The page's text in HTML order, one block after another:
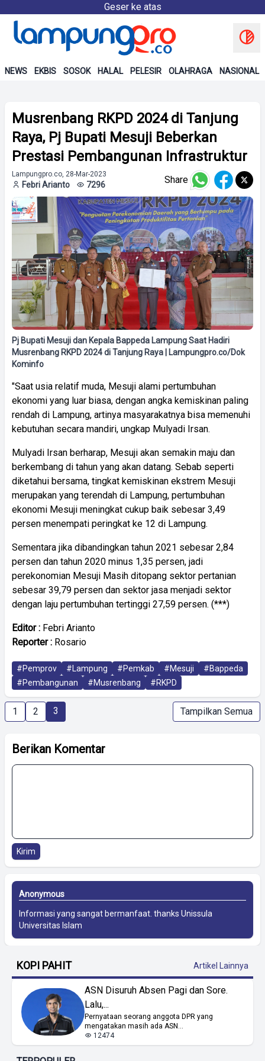
Geser ke atas
NEWS EKBIS SOSOK HALAL PELESIR OLAHRAGA NASIONAL
Musrenbang RKPD 2024 di Tanjung
Raya, Pj Bupati Mesuji Beberkan
Prestasi Pembangunan Infrastruktur
Lampungpro.co, 28-Mar-2023
Febri Arianto 7296 Share
Pj Bupati Mesuji dan Kepala Bappeda Lampung Saat Hadiri
Musrenbang RKPD 2024 di Tanjung Raya | Lampungpro.co/Dok
Kominfo
"Saat usia relatif muda, Mesuji alami pertumbuhan
ekonomi yang luar biasa, dengan angka kemiskinan paling
rendah di Lampung, artinya masyarakatnya bisa memenuhi
kebutuhan secara mandiri, ungkap Mulyadi Irsan.
Mulyadi Irsan berharap, Mesuji akan semakin maju dan
berkembang di tahun yang akan datang. Sebab seperti
diketahui bersama, tingkat kemiskinan ekstrem Mesuji
merupakan yang terendah di Lampung, pertumbuhan
ekonomi Mesuji meningkat cukup baik sebesar 3,49
persen menempati peringkat ke 12 di Lampung.
Sementara jika dibandingkan tahun 2021 sebesar 2,84
persen dan tahun 2020 minus 1,35 persen, jadi
perekonomian Mesuji Masih ditopang sektor pertanian
sebesar 39,79 persen dan sektor jasa menjadi sektor
dengan laju pertumbuhan tertinggi 27,59 persen. (***)
Editor : Febri Arianto
Reporter : Rosario
#Pemprov #Lampung #Pemkab #Mesuji
#Bappeda
#Pembangunan
#Musrenbang #RKPD
1 2 3 Tampilkan Semua
Berikan Komentar
Kirim
Anonymous
Informasi yang sangat bermanfaat. thanks Unissula
Universitas Islam
KOPI PAHIT Artikel Lainnya
ASN Disuruh Absen Pagi dan Sore.
Lalu,...
Pernyataan seorang anggota DPR yang
mengatakan masih ada ASN...
12474